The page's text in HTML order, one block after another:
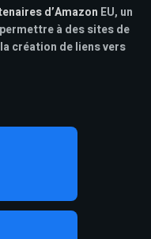
d’Amazon EU, un
à des sites de
création de liens vers